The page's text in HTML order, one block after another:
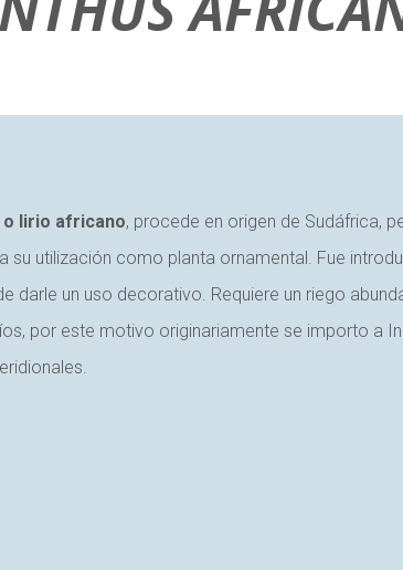
o lirio africano, procede en origen de Sudáfrica,
su utilización como planta ornamental. Fue
darle un uso decorativo. Requiere un riego
por este motivo originariamente se importo a